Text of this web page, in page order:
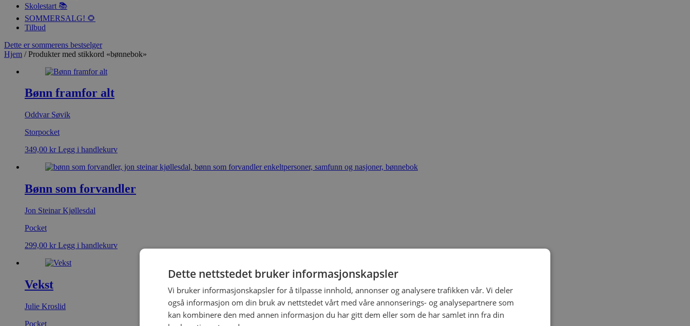
Skolestart 📚
SOMMERSALG! 🌻
Tilbud
Dette er sommerens bestselger
Hjem / Produkter med stikkord «bønnebok»
Bønn framfor alt
Oddvar Søvik
Storpocket
349,00 kr Legg i handlekurv
Bønn som forvandler
Jon Steinar Kjøllesdal
Pocket
299,00 kr Legg i handlekurv
Vekst
Julie Kroslid
Pocket
Dette nettstedet bruker informasjonskapsler
Vi bruker informasjonskapsler for å tilpasse innhold, annonser og analysere trafikken vår. Vi deler
også informasjon om din bruk av nettstedet vårt med våre annonserings- og analysepartnere som
kan kombinere den med annen informasjon du har gitt dem eller som de har samlet inn fra din